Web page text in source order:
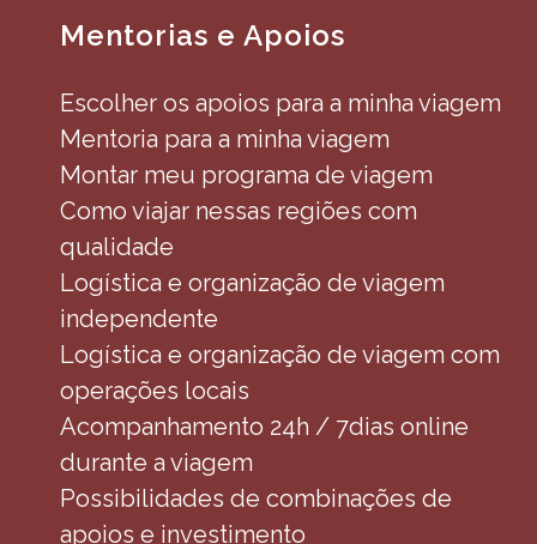
Mentorias e Apoios
Escolher os apoios para a minha viagem
Mentoria para a minha viagem
Montar meu programa de viagem
Como viajar nessas regiões com
qualidade
Logística e organização de viagem
independente
Logística e organização de viagem com
operações locais
Acompanhamento 24h / 7dias online
durante a viagem
Possibilidades de combinações de
apoios e investimento